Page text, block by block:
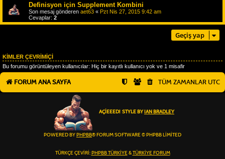
Definisyon için Supplement Kombini
Son mesaj gönderen aet63 « Pzt Nis 27, 2015 9:42 am
Cevaplar: 2
Geçiş yap
KIMLER ÇEVRIMIÇI
Bu forumu görüntüleyen kullanıcılar: Hiç bir kayıtlı kullanıcı yok ve 1 misafir
FORUM ANA SAYFA TÜM ZAMANLAR UTC
AÇIEEED! STYLE BY IAN BRADLEY
POWERED BY PHPBB® FORUM SOFTWARE © PHPBB LIMITED
TÜRKÇE ÇEVIRI: PHPBB TÜRKIYE& TÜRKIYE FORUM